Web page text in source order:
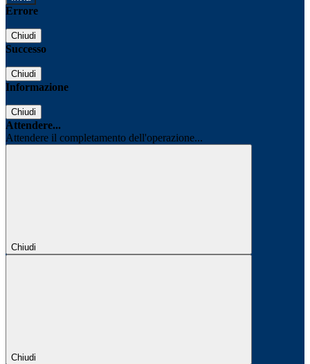
Errore
Chiudi
Successo
Chiudi
Informazione
Chiudi
Attendere...
Attendere il completamento dell'operazione...
Chiudi
Chiudi